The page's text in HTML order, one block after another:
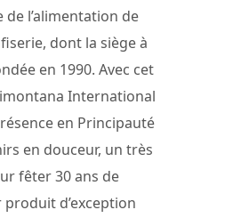
de l’alimentation de
dont la siège à
en 1990. Avec cet
International
en Principauté
en douceur, un très
fêter 30 ans de
produit d’exception